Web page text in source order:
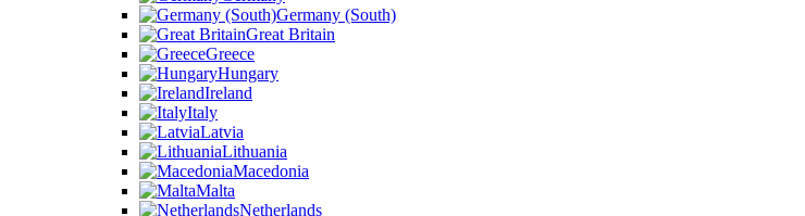
Germany (South)
Great Britain
Greece
Hungary
Ireland
Italy
Latvia
Lithuania
Macedonia
Malta
Netherlands